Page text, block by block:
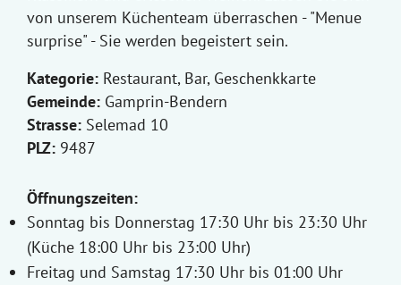
von unserem Küchenteam überraschen - "Menue
surprise" - Sie werden begeistert sein.
Kategorie: Restaurant, Bar, Geschenkkarte
Gemeinde: Gamprin-Bendern
Strasse: Selemad 10
PLZ: 9487
Öffnungszeiten:
Sonntag bis Donnerstag 17:30 Uhr bis 23:30 Uhr
(Küche 18:00 Uhr bis 23:00 Uhr)
Freitag und Samstag 17:30 Uhr bis 01:00 Uhr